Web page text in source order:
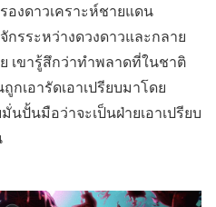
งดาวเคราะห์ชายแดน
รระหว่างดวงดาวและกลาย
เขารู้สึกว่าทำพลาดที่ในชาติ
กเอารัดเอาเปรียบมาโดย
ปั้นมือว่าจะเป็นฝ่ายเอาเปรียบ